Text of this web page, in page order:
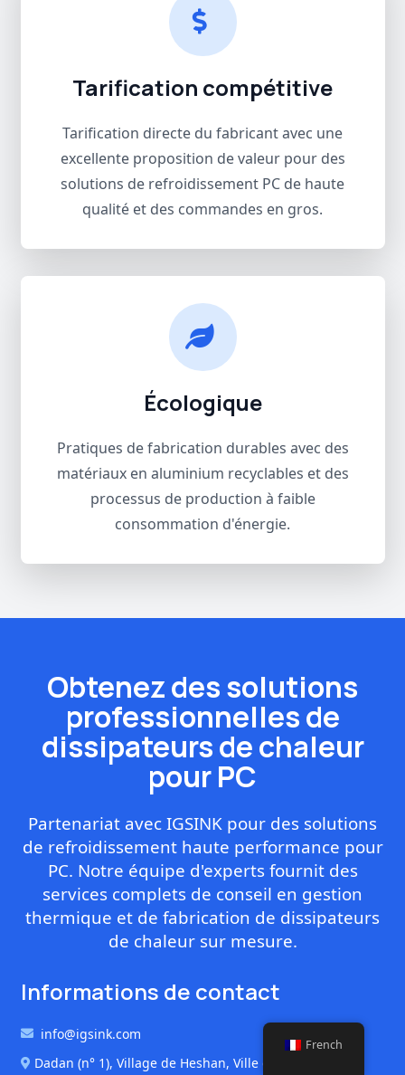
Tarification compétitive
Tarification directe du fabricant avec une
excellente proposition de valeur pour des
solutions de refroidissement PC de haute
qualité et des commandes en gros.
Écologique
Pratiques de fabrication durables avec des
matériaux en aluminium recyclables et des
processus de production à faible
consommation d'énergie.
Obtenez des solutions
professionnelles de
dissipateurs de chaleur
pour PC
Partenariat avec IGSINK pour des solutions
de refroidissement haute performance pour
PC. Notre équipe d'experts fournit des
services complets de conseil en gestion
thermique et de fabrication de dissipateurs
de chaleur sur mesure.
Informations de contact
info@igsink.com
Dadan (n° 1), Village de Heshan, Ville de Yuanzhou,
French